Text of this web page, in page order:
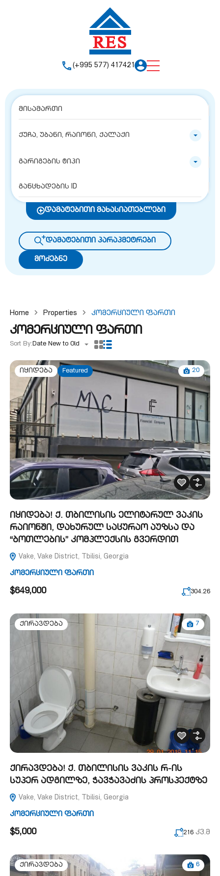
(+995 577) 417421
ქუჩა, უბანი, რაიონი, ქალაქი
გარიგების ტიპი
დამატებითი მახასიათებლები
დამატებითი პარაპმეტრები
მოძებნე
Home Properties Კომერციული Ფართი
კომერციული ფართი
Sort By:Date New to Old
იყიდება Featured 20
იყიდება! ქ. თბილისის ელიტარულ ვაკის
რაიონში, დახურულ საცურაო აუზსა და
“ბოთლების” კომპლექსის გვერდით
Vake, Vake District, Tbilisi, Georgia
კომერციული ფართი
$649,000 304.26
ქირავდება 7
ქირავდება! ქ. თბილისის ვაკის რ-ის
სუპერ ადგილზე, ჭავჭავაძის პროსპექტზე
Vake, Vake District, Tbilisi, Georgia
კომერციული ფართი
$5,000 216 კვ.მ
ქირავდება 6